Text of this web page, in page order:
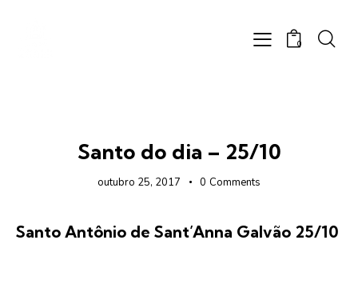
0
Santo do dia – 25/10
outubro 25, 2017 0 Comments
Santo Antônio de Sant’Anna Galvão 25/10